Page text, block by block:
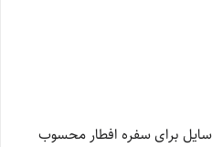
برای سفره افطار محسوب